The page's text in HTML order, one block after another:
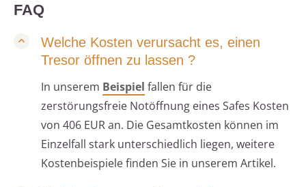
FAQ
Welche Kosten verursacht es, einen
Tresor öffnen zu lassen ?
In unserem Beispiel fallen für die
zerstörungsfreie Notöffnung eines Safes Kosten
von 406 EUR an. Die Gesamtkosten können im
Einzelfall stark unterschiedlich liegen, weitere
Kostenbeispiele finden Sie in unserem Artikel.